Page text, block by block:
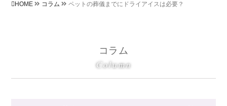
HOME コラム ペットの葬儀までにドライアイスは必要？
コラム
Column